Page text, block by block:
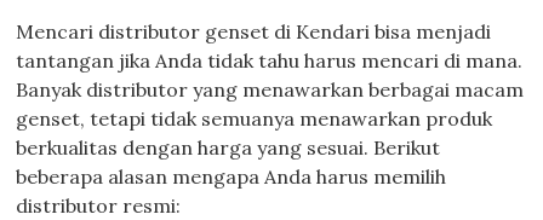
Mencari distributor genset di Kendari bisa menjadi
tantangan jika Anda tidak tahu harus mencari di mana.
Banyak distributor yang menawarkan berbagai macam
genset, tetapi tidak semuanya menawarkan produk
berkualitas dengan harga yang sesuai. Berikut
beberapa alasan mengapa Anda harus memilih
distributor resmi: